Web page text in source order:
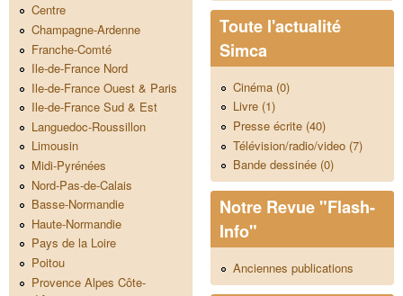
Centre
Champagne-Ardenne
Franche-Comté
Ile-de-France Nord
Ile-de-France Ouest & Paris
Ile-de-France Sud & Est
Languedoc-Roussillon
Limousin
Midi-Pyrénées
Nord-Pas-de-Calais
Basse-Normandie
Haute-Normandie
Pays de la Loire
Poitou
Provence Alpes Côte-
Toute l'actualité
Simca
Cinéma (0)
Livre (1)
Presse écrite (40)
Télévision/radio/video (7)
Bande dessinée (0)
Notre Revue "Flash-
Info"
Anciennes publications